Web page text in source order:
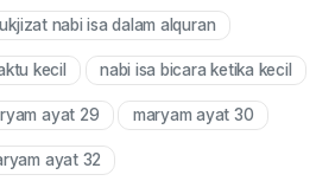
nabi isa dalam alquran
kecil nabi isa bicara ketika kecil
ayat 29 maryam ayat 30
ayat 32